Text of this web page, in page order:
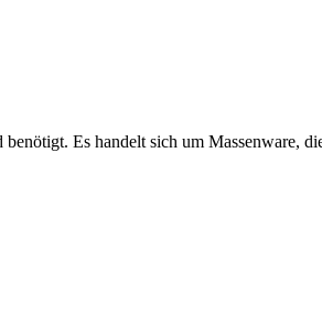
Es handelt sich um Massenware,